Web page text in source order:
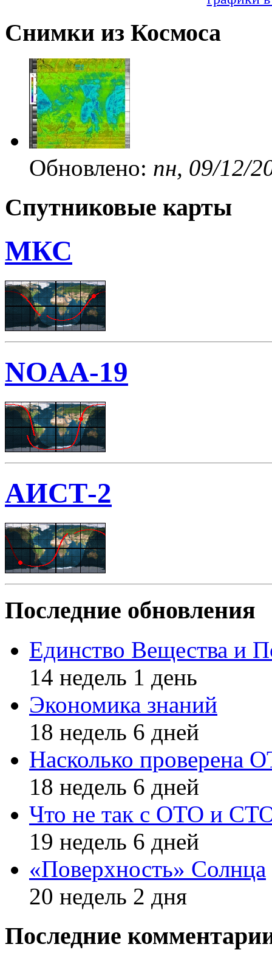
Снимки из Космоса
Обновлено: пн, 09/12/
Спутниковые карты
МКС
NOAA-19
АИСТ-2
Последние обновления
Единство Вещества и
14 недель 1 день
Экономика знаний
18 недель 6 дней
Насколько проверена
18 недель 6 дней
Что не так с ОТО и
19 недель 6 дней
«Поверхность» Солнца
20 недель 2 дня
Последние